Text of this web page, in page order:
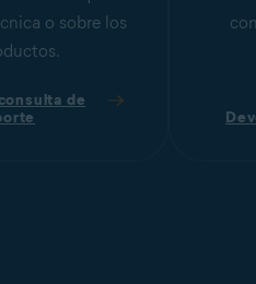
o sobre los
de